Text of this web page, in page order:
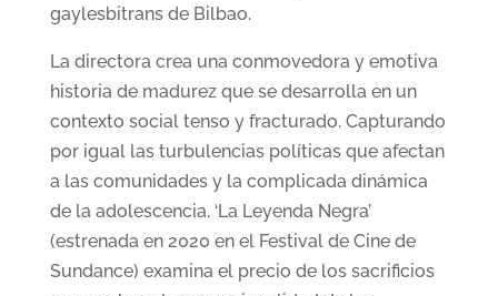
gaylesbitrans de Bilbao.
La directora crea una conmovedora y emotiva
historia de madurez que se desarrolla en un
contexto social tenso y fracturado. Capturando
por igual las turbulencias políticas que afectan
a las comunidades y la complicada dinámica
de la adolescencia, ‘La Leyenda Negra’
(estrenada en 2020 en el Festival de Cine de
Sundance) examina el precio de los sacrificios